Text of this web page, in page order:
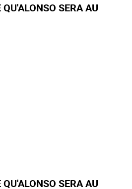
SERA AU
SERA AU